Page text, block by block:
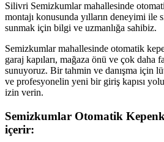
Silivri Semizkumlar mahallesinde
montajı konusunda yılların deneyimi ile
sunmak için bilgi ve uzmanlığa sahibiz.
Semizkumlar mahallesinde otomatik
garaj kapıları, mağaza önü ve çok daha
sunuyoruz. Bir tahmin ve danışma için
ve profesyonelin yeni bir giriş kapısı
izin verin.
Semizkumlar Otomatik
içerir: